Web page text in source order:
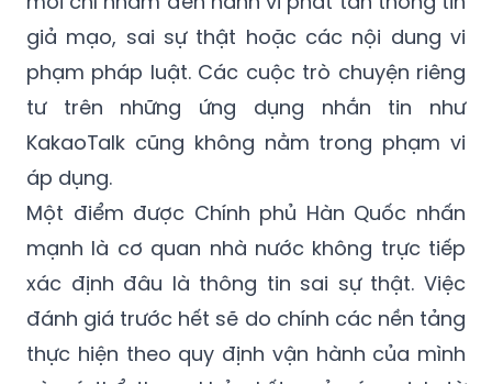
phạm pháp luật. Các cuộc trò chuyện riêng
tư trên những ứng dụng nhắn tin như
KakaoTalk cũng không nằm trong phạm vi
áp dụng.
Một điểm được Chính phủ Hàn Quốc nhấn
mạnh là cơ quan nhà nước không trực tiếp
xác định đâu là thông tin sai sự thật. Việc
đánh giá trước hết sẽ do chính các nền tảng
thực hiện theo quy định vận hành của mình
và có thể tham khảo kết quả xác minh từ
các tổ chức kiểm chứng thông tin độc lập.